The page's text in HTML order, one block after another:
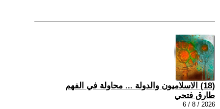
(18) الاسلاميون والدولة ... محاولة في الفهم
طارق فتحي
2026 / 8 / 6